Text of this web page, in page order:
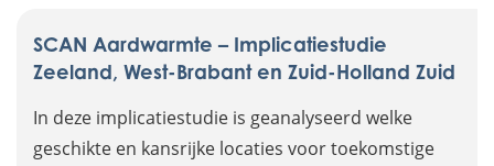
SCAN Aardwarmte – Implicatiestudie
Zeeland, West-Brabant en Zuid-Holland Zuid
In deze implicatiestudie is geanalyseerd welke
geschikte en kansrijke locaties voor toekomstige